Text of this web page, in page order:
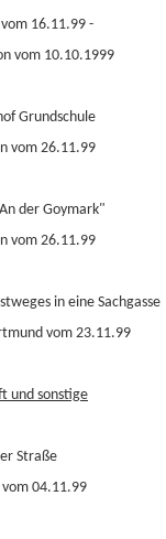
16.11.99 -
vom 10.10.1999
Grundschule
vom 26.11.99
der Goymark"
vom 26.11.99
in eine Sachgasse
vom 23.11.99
und sonstige
Straße
04.11.99